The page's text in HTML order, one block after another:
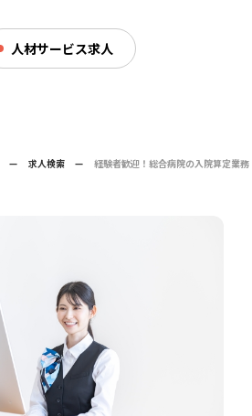
人材サービス求人
求人検索 経験者歓迎！総合病院の入院算定業務